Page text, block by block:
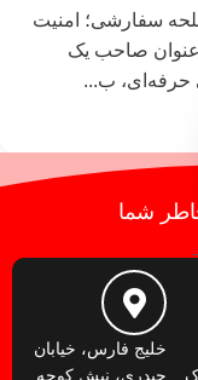
سفارشی؛ امنیت
عنوان صاحب یک
حرفه‌ای، ب...
شما
خلیج فارس، خیابان
حیدری، نبش کوچه